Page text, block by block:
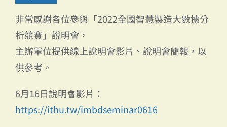
非常感謝各位參與「2022全國智慧製造大數據分
析競賽」說明會，
主辦單位提供線上說明會影片、說明會簡報，以
供參考。
6月16日說明會影片：
https://ithu.tw/imbdseminar0616